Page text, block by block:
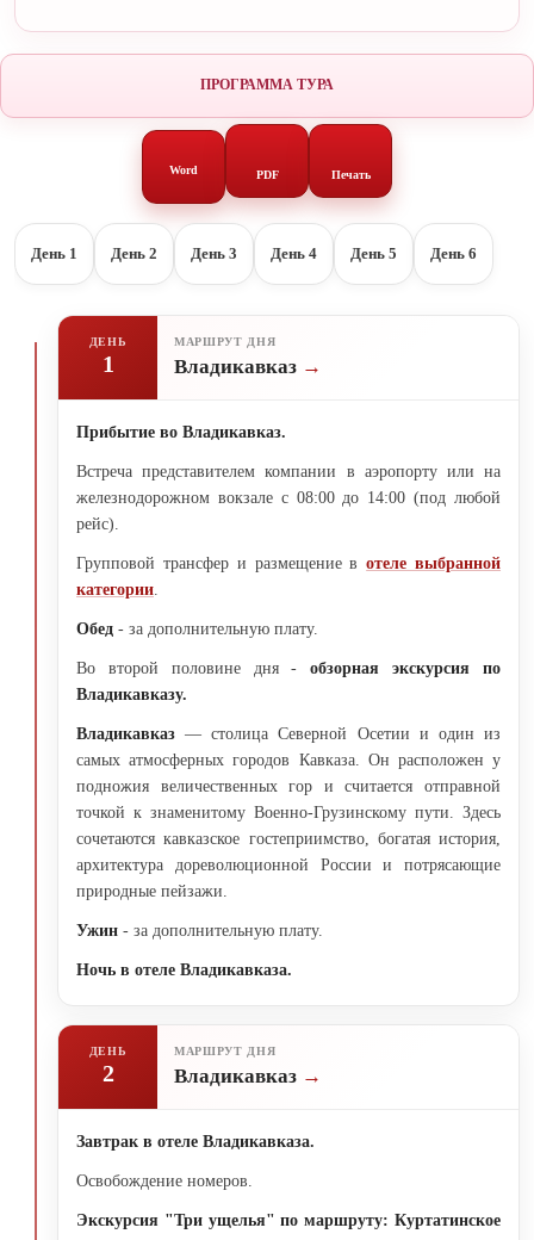
ПРОГРАММА ТУРА
Word PDF Печать
День 1 День 2 День 3 День 4 День 5 День 6
ДЕНЬ
1
МАРШРУТ ДНЯ
Владикавказ
Прибытие во Владикавказ.
Встреча представителем компании в аэропорту или на
железнодорожном вокзале с 08:00 до 14:00 (под любой
рейс).
Групповой трансфер и размещение вотеле выбранной
категории
Обед - за дополнительную плату.
Во второй половине дня -обзорная экскурсия по
Владикавказу.
Владикавказ — столица Северной Осетии и один из
самых атмосферных городов Кавказа. Он расположен у
подножия величественных гор и считается отправной
точкой к знаменитому Военно-Грузинскому пути. Здесь
сочетаются кавказское гостеприимство, богатая история,
архитектура дореволюционной России и потрясающие
природные пейзажи.
Ужин - за дополнительную плату.
Ночь в отеле Владикавказа.
ДЕНЬ
2
МАРШРУТ ДНЯ
Владикавказ
Завтрак в отеле Владикавказа.
Освобождение номеров.
Экскурсия "Три ущелья" по маршруту: Куртатинское